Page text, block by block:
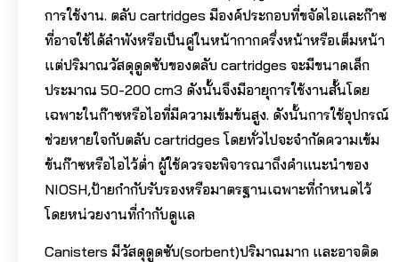
การใช้งาน. ตลับ cartridges มีองค์ประกอบที่ขจัดไอและก๊าซ
ที่อาจใช้ได้ลำพังหรือเป็นคู่ในหน้ากากครึ่งหน้าหรือเต็มหน้า
แต่ปริมาณวัสดุดูดซับของตลับ cartridges จะมีขนาดเล็ก
ประมาณ 50-200 cm3 ดังนั้นจึงมีอายุการใช้งานสั้นโดย
เฉพาะในก๊าซหรือไอที่มีความเข้มข้นสูง. ดังนั้นการใช้อุปกรณ์
ช่วยหายใจกับตลับ cartridges โดยทั่วไปจะจำกัดความเข้ม
ข้นก๊าซหรือไอไว้ต่ำ ผู้ใช้ควรจะพิจารณาถึงคำแนะนำของ
NIOSH,ป้ายกำกับรับรองหรือมาตรฐานเฉพาะที่กำหนดไว้
โดยหน่วยงานที่กำกับดูแล
Canisters มีวัสดุดูดซับ(sorbent)ปริมาณมาก และอาจติด